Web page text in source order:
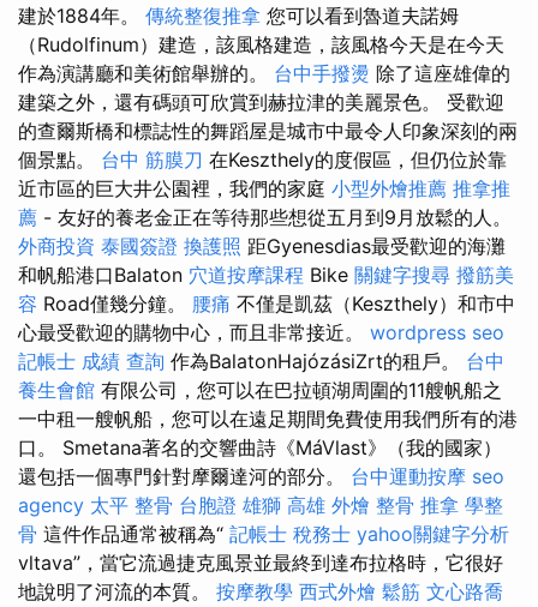
建於1884年。 傳統整復推拿 您可以看到魯道夫諾姆
（Rudolfinum）建造，該風格建造，該風格今天是在今天
作為演講廳和美術館舉辦的。 台中手撥燙 除了這座雄偉的
建築之外，還有碼頭可欣賞到赫拉津的美麗景色。 受歡迎
的查爾斯橋和標誌性的舞蹈屋是城市中最令人印象深刻的兩
個景點。 台中 筋膜刀 在Keszthely的度假區，但仍位於靠
近市區的巨大井公園裡，我們的家庭 小型外燴推薦 推拿推
薦 - 友好的養老金正在等待那些想從五月到9月放鬆的人。
外商投資 泰國簽證 換護照 距Gyenesdias最受歡迎的海灘
和帆船港口Balaton 穴道按摩課程 Bike 關鍵字搜尋 撥筋美
容 Road僅幾分鐘。 腰痛 不僅是凱茲（Keszthely）和市中
心最受歡迎的購物中心，而且非常接近。 wordpress seo
記帳士 成績 查詢 作為BalatonHajózásiZrt的租戶。 台中
養生會館 有限公司，您可以在巴拉頓湖周圍的11艘帆船之
一中租一艘帆船，您可以在遠足期間免費使用我們所有的港
口。 Smetana著名的交響曲詩《MáVlast》（我的國家）
還包括一個專門針對摩爾達河的部分。 台中運動按摩 seo
agency 太平 整骨 台胞證 雄獅 高雄 外燴 整骨 推拿 學整
骨 這件作品通常被稱為“ 記帳士 稅務士 yahoo關鍵字分析
vltava”，當它流過捷克風景並最終到達布拉格時，它很好
地說明了河流的本質。 按摩教學 西式外燴 鬆筋 文心路喬